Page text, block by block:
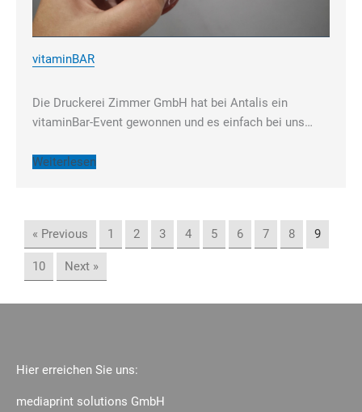
vitaminBAR
Die Druckerei Zimmer GmbH hat bei Antalis ein
vitaminBar-Event gewonnen und es einfach bei uns…
Weiterlesen
« Previous 1 2 3 4 5 6 7 8 9
10 Next »
Hier erreichen Sie uns:
mediaprint solutions GmbH